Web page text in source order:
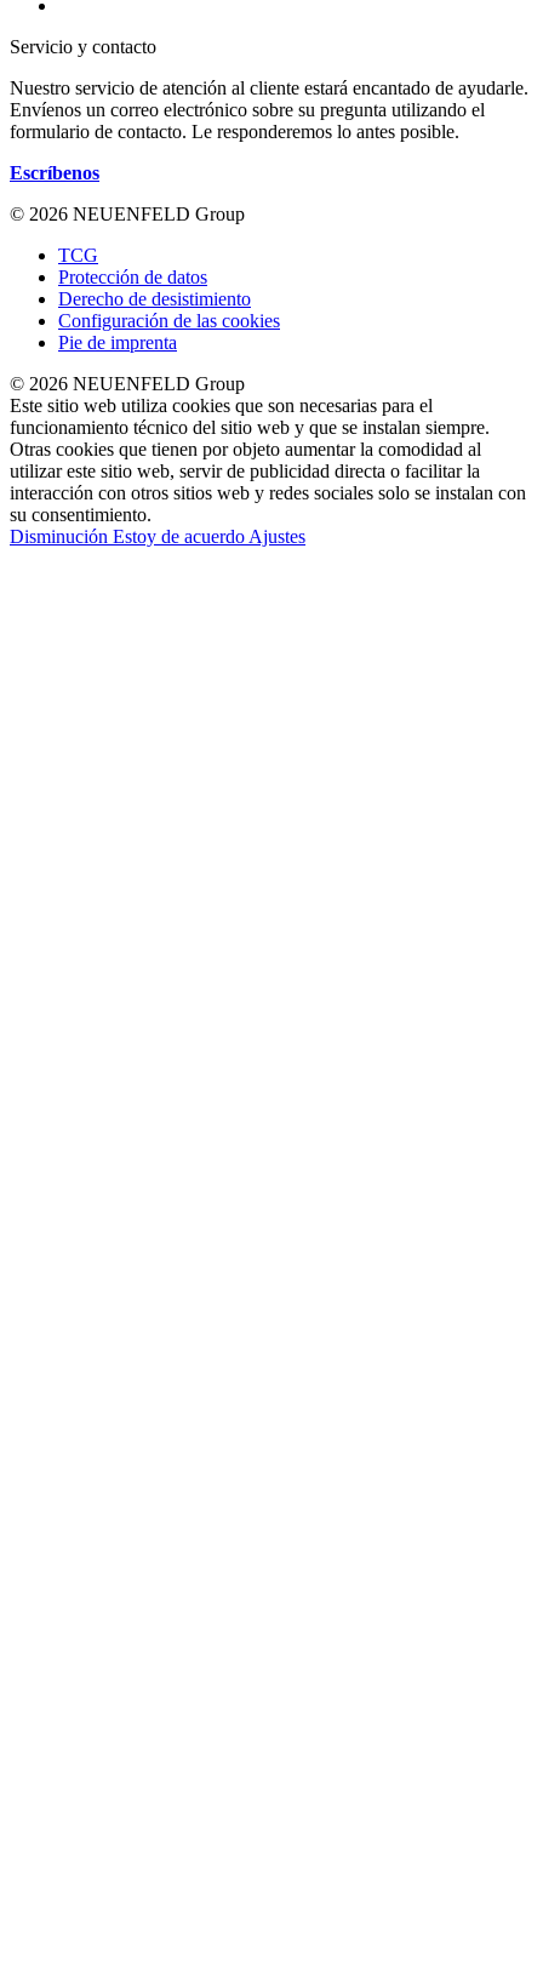
Servicio y contacto
Nuestro servicio de atención al cliente estará encantado de ayudarle.
Envíenos un correo electrónico sobre su pregunta utilizando el
formulario de contacto. Le responderemos lo antes posible.
Escríbenos
© 2026 NEUENFELD Group
TCG
Protección de datos
Derecho de desistimiento
Configuración de las cookies
Pie de imprenta
© 2026 NEUENFELD Group
Este sitio web utiliza cookies que son necesarias para el
funcionamiento técnico del sitio web y que se instalan siempre.
Otras cookies que tienen por objeto aumentar la comodidad al
utilizar este sitio web, servir de publicidad directa o facilitar la
interacción con otros sitios web y redes sociales solo se instalan con
su consentimiento.
Disminución Estoy de acuerdo Ajustes